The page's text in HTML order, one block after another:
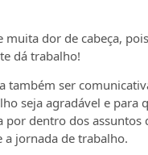
muita dor de cabeça,
dá trabalho!
também ser
seja agradável e para
por dentro dos assuntos
a jornada de trabalho.